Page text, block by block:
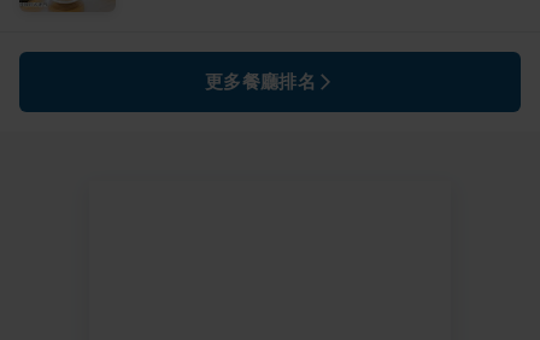
更多餐廳排名